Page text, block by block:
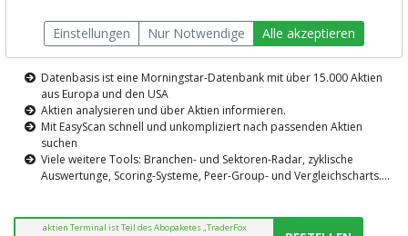
Die Aktienanalyse-Plattform von
TraderFox
Datenbasis ist eine Morningstar-Datenbank mit über 15.000 Aktien
aus Europa und den USA
Aktien analysieren und über Aktien informieren.
Mit EasyScan schnell und unkompliziert nach passenden Aktien
suchen
Viele weitere Tools: Branchen- und Sektoren-Radar, zyklische
Auswertunge, Scoring-Systeme, Peer-Group- und Vergleichscharts....
aktien Terminal ist Teil des Abopaketes „TraderFox
Einstellungen Nur Notwendige Alle akzeptieren